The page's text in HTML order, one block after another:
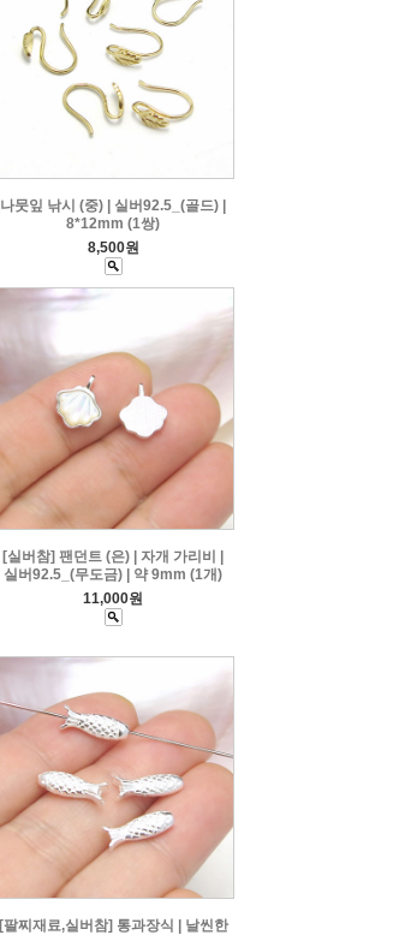
나뭇잎 낚시 (중) | 실버92.5_(골드) |
8*12mm (1쌍)
8,500원
[실버참] 팬던트 (은) | 자개 가리비 |
실버92.5_(무도금) | 약 9mm (1개)
11,000원
[팔찌재료,실버참] 통과장식 | 날씬한